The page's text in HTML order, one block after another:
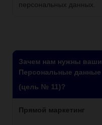
персональных данных.
Зачем нам нужны ваши
Персональные данные
(цель № 11)?
Прямой маркетинг